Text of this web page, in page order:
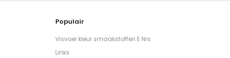
Populair
Visvoer kleur smaakstoffen E Nrs
Links